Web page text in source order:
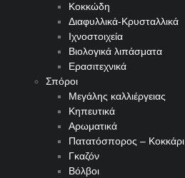
Κοκκώδη
Διαφυλλικά-Κρυσταλλικά
Ιχνοστοιχεία
Βιολογικά λιπάσματα
Ερασιτεχνικά
Σπόροι
Μεγάλης καλλιέργειας
Κηπευτικά
Αρωματικά
Πατατόσπορος – Κοκκάρι
Γκαζόν
Βόλβοι